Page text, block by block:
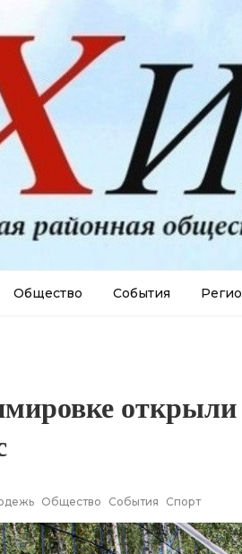
Общество События
Общество События Спорт